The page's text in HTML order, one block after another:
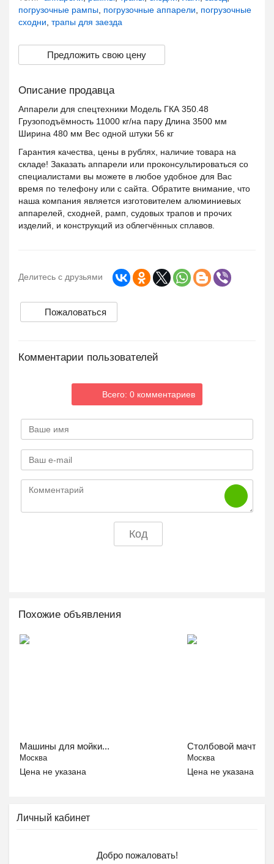
погрузочные рампы, погрузочные аппарели, погрузочные
сходни, трапы для заезда
Предложить свою цену
Описание продавца
Аппарели для спецтехники Модель ГКА 350.48
Грузоподъёмность 11000 кг/на пару Длина 3500 мм
Ширина 480 мм Вес одной штуки 56 кг
Гарантия качества, цены в рублях, наличие товара на
складе! Заказать аппарели или проконсультироваться со
специалистами вы можете в любое удобное для Вас
время по телефону или с сайта. Обратите внимание, что
наша компания является изготовителем алюминиевых
аппарелей, сходней, рамп, судовых трапов и прочих
изделий, и конструкций из облегчённых сплавов.
Делитесь с друзьями
Пожаловаться
Комментарии пользователей
Всего: 0 комментариев
Похожие объявления
Машины для мойки...
Москва
Цена не указана
Столбовой
Москва
Цена не указана
Личный кабинет
Добро пожаловать!